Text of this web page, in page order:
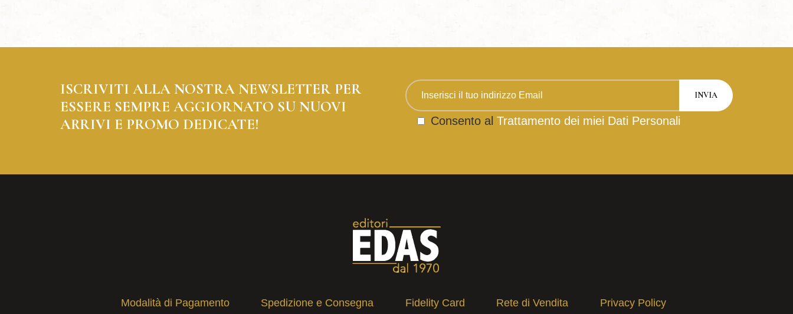
ISCRIVITI ALLA NOSTRA NEWSLETTER PER
ESSERE SEMPRE AGGIORNATO SU NUOVI
ARRIVI E PROMO DEDICATE!
Consento al Trattamento dei miei Dati Personali
Modalità di Pagamento Spedizione e Consegna Fidelity Card Rete di Vendita Privacy Policy